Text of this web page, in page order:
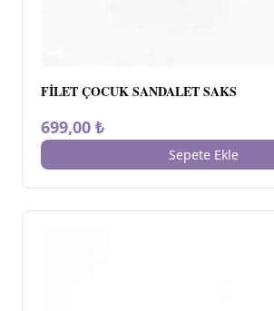
FİLET ÇOCUK SANDALET SAKS
699,00 ₺
Sepete Ekle